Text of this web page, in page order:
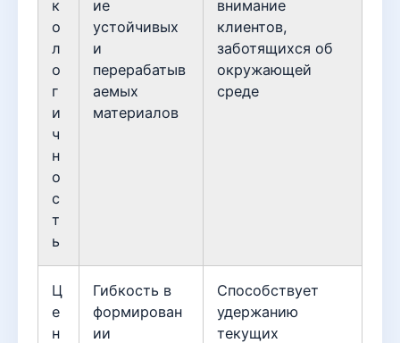
к
о
л
о
г
и
ч
н
о
с
т
ь
ие
устойчивых
и
перерабатыв
аемых
материалов
внимание
клиентов,
заботящихся об
окружающей
среде
Ц
е
н
Гибкость в
формирован
ии
Способствует
удержанию
текущих